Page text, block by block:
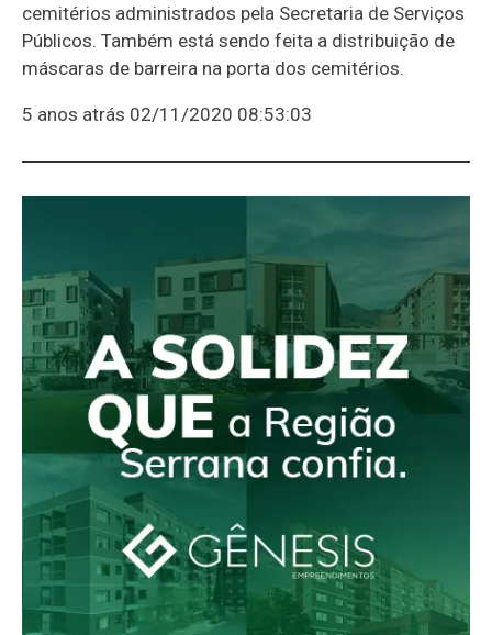
cemitérios administrados pela Secretaria de Serviços
Públicos. Também está sendo feita a distribuição de
máscaras de barreira na porta dos cemitérios.
5 anos atrás 02/11/2020 08:53:03